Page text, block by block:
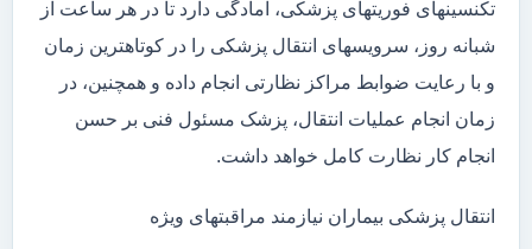
تکنسینهای فوریتهای پزشکی، آمادگی دارد تا در هر ساعت از
شبانه روز، سرویسهای انتقال پزشکی را در کوتاهترین زمان
و با رعایت ضوابط مراکز نظارتی انجام داده و همچنین، در
زمان انجام عملیات انتقال، پزشک مسئول فنی بر حسن
انجام کار نظارت کامل خواهد داشت.
انتقال پزشکی بیماران نیازمند مراقبتهای ویژه